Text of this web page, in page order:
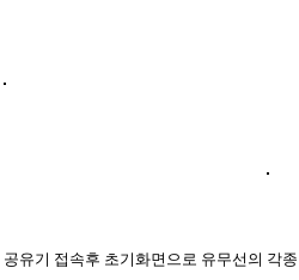
공유기 접속후 초기화면으로 유무선의 각